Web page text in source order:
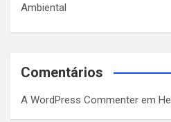
Ambiental
Comentários
A WordPress Commenter em